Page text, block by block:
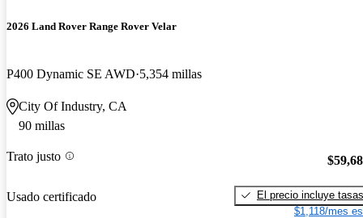
2026 Land Rover Range Rover Velar
P400 Dynamic SE AWD 5,354 millas
City Of Industry, CA
90 millas
Trato justo
Usado certificado
El precio incluye tasas
$1,118/mes